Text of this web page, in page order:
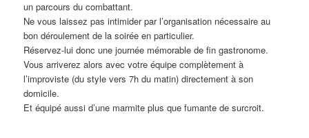
un parcours du combattant.
Ne vous laissez pas intimider par l’organisation nécessaire au
bon déroulement de la soirée en particulier.
Réservez-lui donc une journée mémorable de fin gastronome.
Vous arriverez alors avec votre équipe complètement à
l’improviste (du style vers 7h du matin) directement à son
domicile.
Et équipé aussi d’une marmite plus que fumante de surcroit.